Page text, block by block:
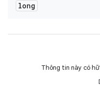
long
Thông tin này có